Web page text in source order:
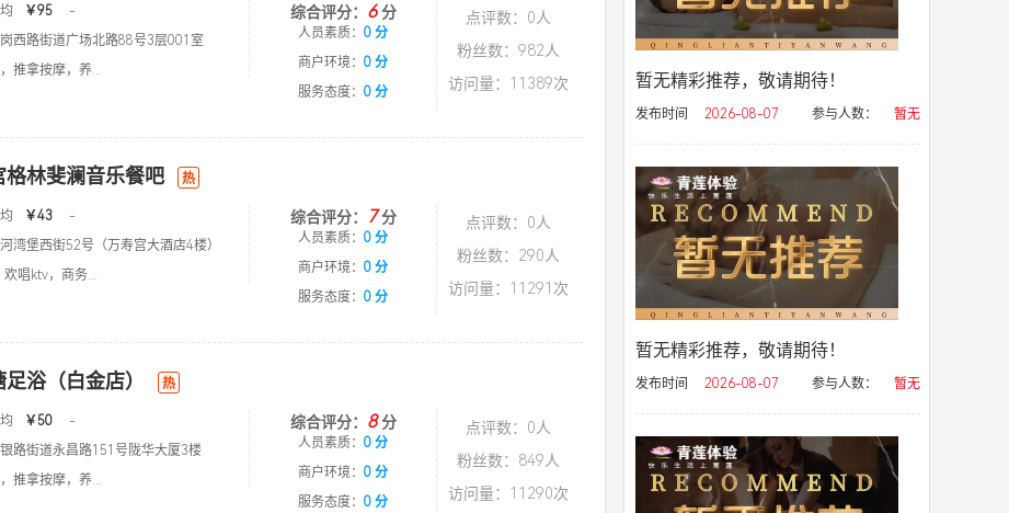
￥95
-
西路街道广场北路88号3层001室
推拿按摩，养...
综合评分： 6分
人员素质： 0 分
商户环境： 0 分
服务态度： 0 分
点评数：0人
粉丝数：982人
访问量：11389次
格林斐澜音乐餐吧 热
￥43
-
湾堡西街52号（万寿宫大酒店4楼）
欢唱ktv，商务...
综合评分： 7分
人员素质： 0 分
商户环境： 0 分
服务态度： 0 分
点评数：0人
粉丝数：290人
访问量：11291次
浴（白金店） 热
￥50
-
路街道永昌路151号陇华大厦3楼
推拿按摩，养...
综合评分： 8分
人员素质： 0 分
商户环境： 0 分
服务态度： 0 分
点评数：0人
粉丝数：849人
访问量：11290次
暂无精彩推荐，敬请期待！
发布时间 2026-08-07 参与人数： 暂无
暂无精彩推荐，敬请期待！
发布时间 2026-08-07 参与人数： 暂无